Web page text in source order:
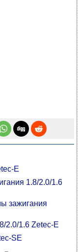
E
1.8/2.0/1.6
зажигания
2.0/1.6 Zetec-E
SE